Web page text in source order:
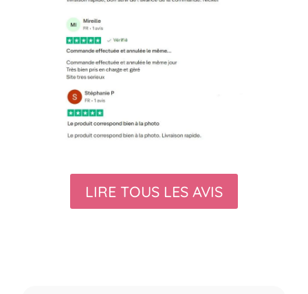
LIRE TOUS LES AVIS